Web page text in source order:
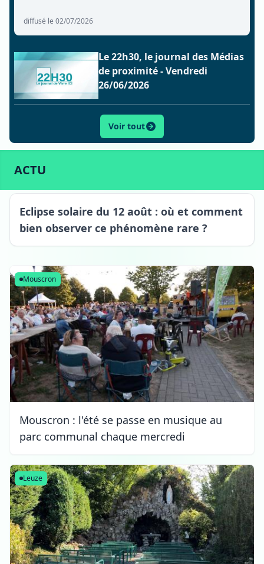
diffusé le 02/07/2026
Le 22h30, le journal des Médias
de proximité - Vendredi
26/06/2026
Voir tout
ACTU
Eclipse solaire du 12 août : où et comment
bien observer ce phénomène rare ?
Mouscron
Mouscron : l'été se passe en musique au
parc communal chaque mercredi
Leuze